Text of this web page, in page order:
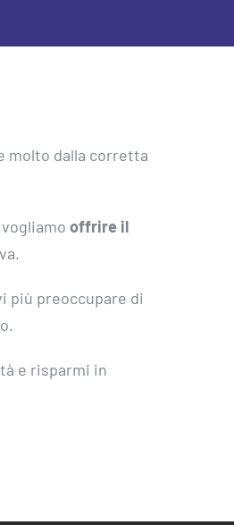
molto dalla corretta
offrire il
più preoccupare di
e risparmi in